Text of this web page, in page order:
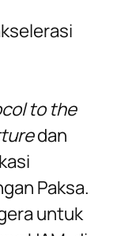
to the
dan
Paksa.
untuk